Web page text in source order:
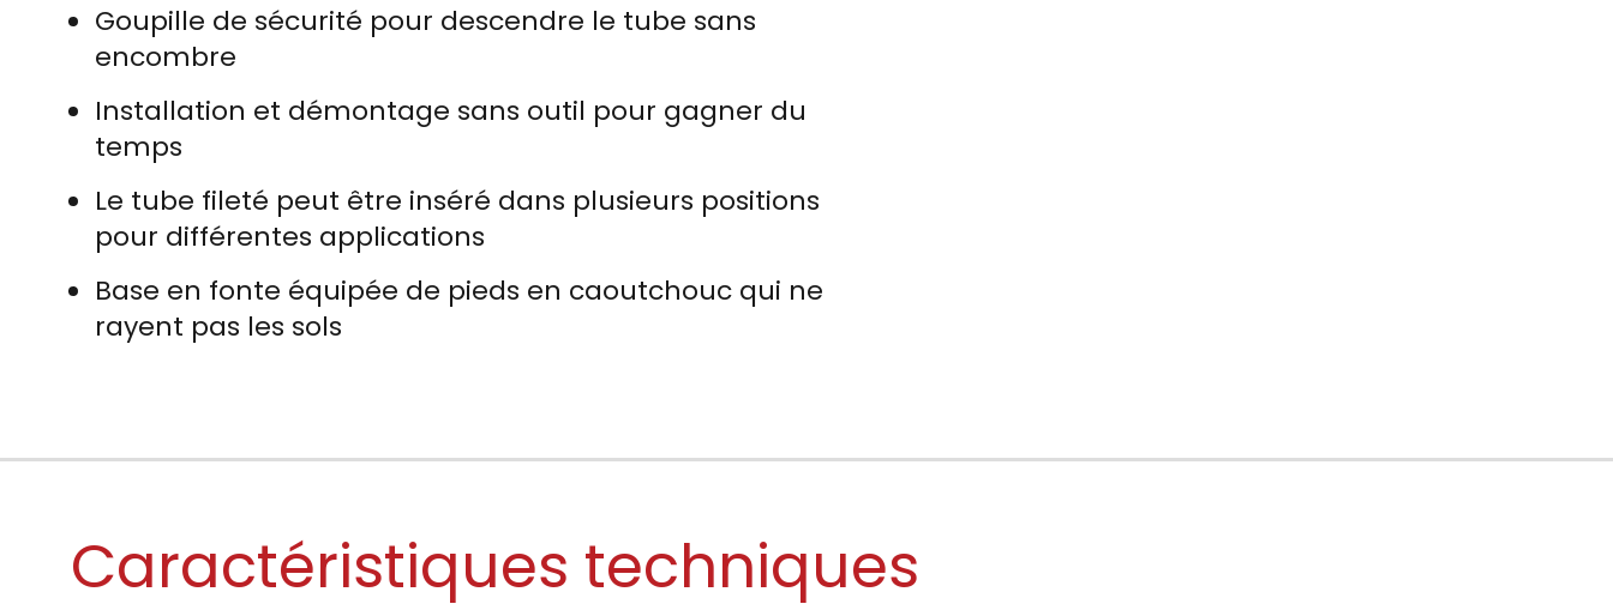
Goupille de sécurité pour descendre le tube sans
encombre
Installation et démontage sans outil pour gagner du
temps
Le tube fileté peut être inséré dans plusieurs positions
pour différentes applications
Base en fonte équipée de pieds en caoutchouc qui ne
rayent pas les sols
Caractéristiques techniques